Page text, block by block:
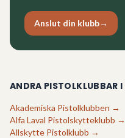
Anslut din klubb→
ANDRA PISTOLKLUBBAR I
Akademiska Pistolklubben →
Alfa Laval Pistolskytteklubb →
Allskytte Pistolklubb →